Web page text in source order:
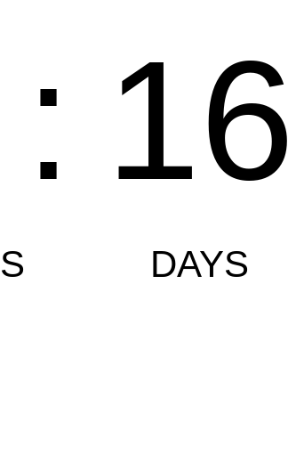
: 16
DAYS